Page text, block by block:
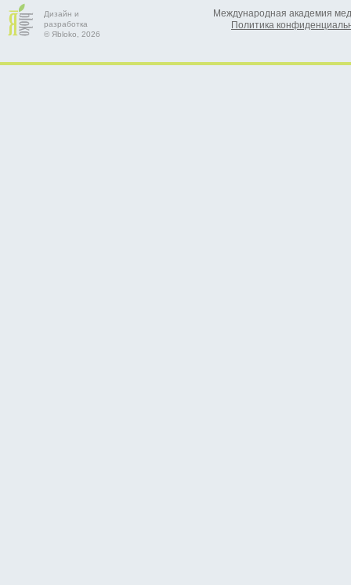
Дизайн и
разработка
© Яbloko, 2026
Международная академия
Политика